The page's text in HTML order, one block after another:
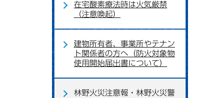
在宅酸素療法時は火気厳禁
（注意喚起）
建物所有者、事業所やテナン
ト関係者の方へ（防火対象物
使用開始届出書について）
林野火災注意報・林野火災警